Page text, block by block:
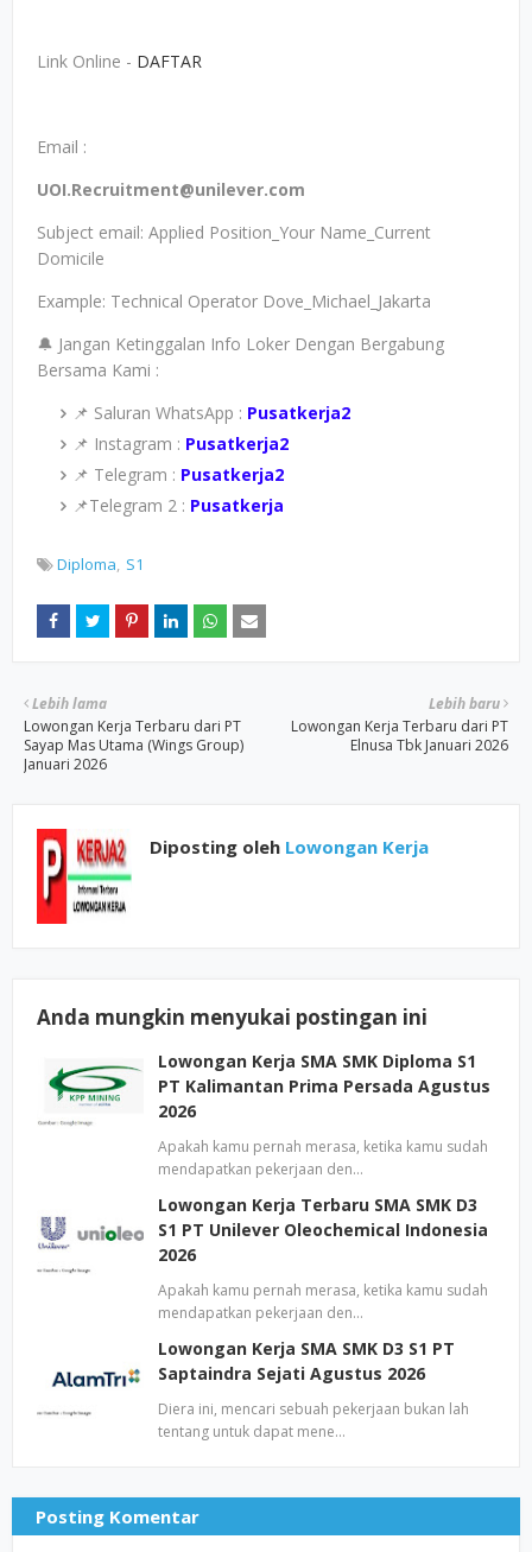
Link Online - DAFTAR
Email :
UOI.Recruitment@unilever.com
Subject email: Applied Position_Your Name_Current
Domicile
Example: Technical Operator Dove_Michael_Jakarta
🔔 Jangan Ketinggalan Info Loker Dengan Bergabung
Bersama Kami :
📌 Saluran WhatsApp : Pusatkerja2
📌 Instagram : Pusatkerja2
📌 Telegram : Pusatkerja2
📌Telegram 2 : Pusatkerja
Diploma S1
Lebih baru
Lowongan Kerja Terbaru dari PT
Elnusa Tbk Januari 2026
Lebih lama
Lowongan Kerja Terbaru dari PT
Sayap Mas Utama (Wings Group)
Januari 2026
Diposting oleh Lowongan Kerja
Anda mungkin menyukai postingan ini
Lowongan Kerja SMA SMK Diploma S1
PT Kalimantan Prima Persada Agustus
2026
Apakah kamu pernah merasa, ketika kamu sudah
mendapatkan pekerjaan den…
Lowongan Kerja Terbaru SMA SMK D3
S1 PT Unilever Oleochemical Indonesia
2026
Apakah kamu pernah merasa, ketika kamu sudah
mendapatkan pekerjaan den…
Lowongan Kerja SMA SMK D3 S1 PT
Saptaindra Sejati Agustus 2026
Diera ini, mencari sebuah pekerjaan bukan lah
tentang untuk dapat mene…
Posting Komentar